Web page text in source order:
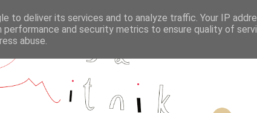
to deliver its services and to analyze traffic. Your IP
performance and security metrics to ensure quality of
abuse.